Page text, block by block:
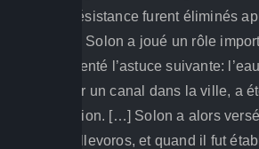
points de résistance furent éliminés
Pausanias, Solon a joué un rôle
car il a “inventé l’astuce suivante:
dirigeait par un canal dans la ville, a
autre direction. […] Solon a alors
racines d’ellevoros, et quand il fut